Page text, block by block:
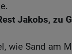
Jakobs, zu
wie Sand am